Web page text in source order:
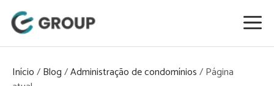
para
conteúdo
Início/Blog/Administração de condomínios/